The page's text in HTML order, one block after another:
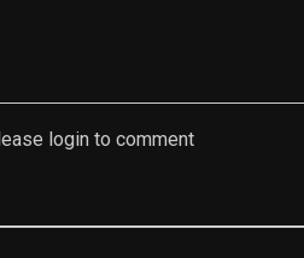
login to comment